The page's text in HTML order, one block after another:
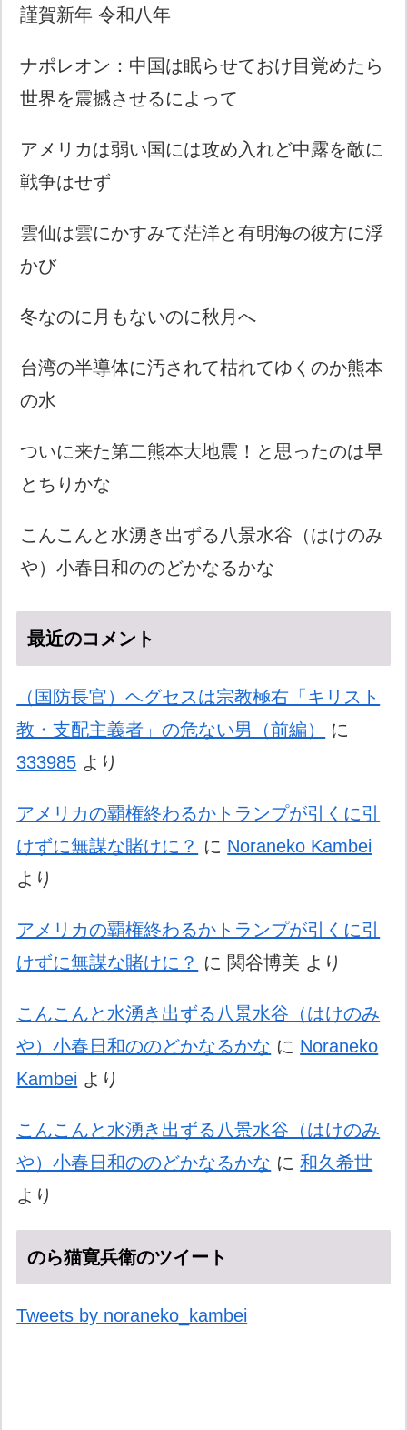
謹賀新年 令和八年
ナポレオン：中国は眠らせておけ目覚めたら
世界を震撼させるによって
アメリカは弱い国には攻め入れど中露を敵に
戦争はせず
雲仙は雲にかすみて茫洋と有明海の彼方に浮
かび
冬なのに月もないのに秋月へ
台湾の半導体に汚されて枯れてゆくのか熊本
の水
ついに来た第二熊本大地震！と思ったのは早
とちりかな
こんこんと水湧き出ずる八景水谷（はけのみ
や）小春日和ののどかなるかな
最近のコメント
（国防長官）ヘグセスは宗教極右「キリスト
教・支配主義者」の危ない男（前編）
に
333985 より
アメリカの覇権終わるかトランプが引くに引
けずに無謀な賭けに？ に Noraneko Kambei
より
アメリカの覇権終わるかトランプが引くに引
けずに無謀な賭けに？ に 関谷博美 より
こんこんと水湧き出ずる八景水谷（はけのみ
や）小春日和ののどかなるかな に Noraneko
Kambei より
こんこんと水湧き出ずる八景水谷（はけのみ
や）小春日和ののどかなるかな に和久希世
より
のら猫寛兵衛のツイート
Tweets by noraneko_kambei